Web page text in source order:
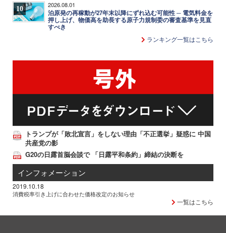
10 2026.08.01
泊原発の再稼動が27年末以降にずれ込む可能性 ─ 電気料金を
押し上げ、物価高を助長する原子力規制委の審査基準を見直
すべき
ランキング一覧はこちら
トランプが「敗北宣言」をしない理由「不正選挙」疑惑に 中国
共産党の影
G20の日露首脳会談で 「日露平和条約」締結の決断を
インフォメーション
2019.10.18
消費税率引き上げに合わせた価格改定のお知らせ
一覧はこちら